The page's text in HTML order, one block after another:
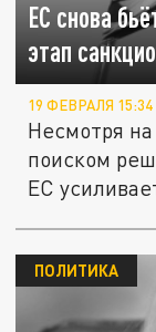
ЕС снова
этап
19 ФЕВРАЛЯ 15:34
Несмотря
поиском
ЕС
ПОЛИТИКА